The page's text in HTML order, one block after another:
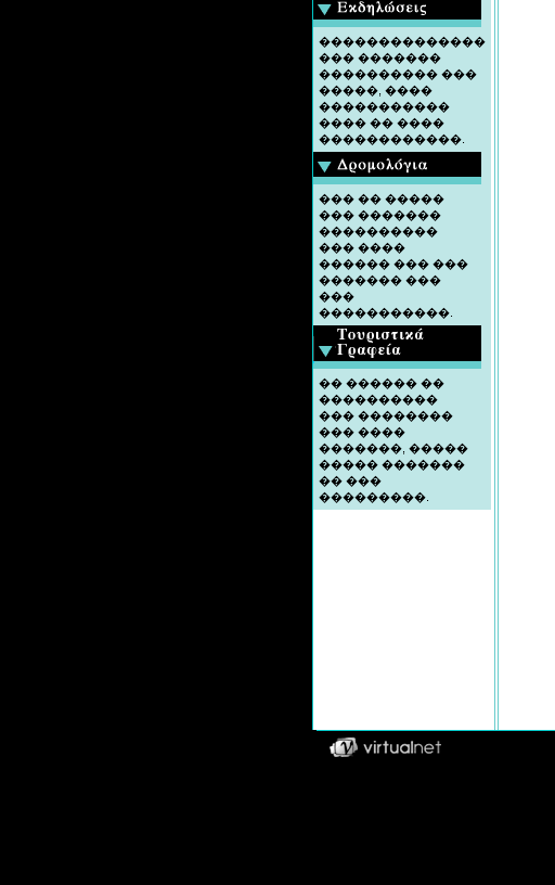
��������������
��� �������
���������� ���
�����, ����
�����������
���� �� ����
������������.
��� �� �����
��� �������
����������
��� ����
������ ��� ���
������� ���
���
�����������.
�� ������ ��
����������
��� ��������
��� ����
�������, �����
����� �������
�� ���
���������.